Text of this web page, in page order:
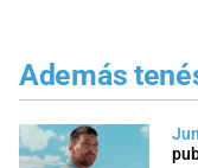
Además